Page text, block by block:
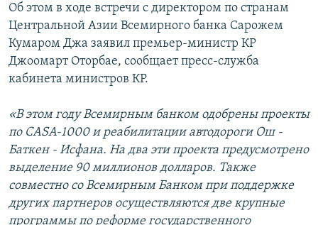
ТОҶИКӢ
TÜRKMENÇE
Все сайты РСЕ/РС
Об этом в ходе встречи с директором по странам
Центральной Азии Всемирного банка Сарожем
Кумаром Джа заявил премьер-министр КР
Джоомарт Оторбае, сообщает пресс-служба
кабинета министров КР.
«В этом году Всемирным банком одобрены проекты
по CASA-1000 и реабилитации автодороги Ош -
Баткен - Исфана. На два эти проекта предусмотрено
выделение 90 миллионов долларов. Также
совместно со Всемирным Банком при поддержке
других партнеров осуществляются две крупные
программы по реформе государственного